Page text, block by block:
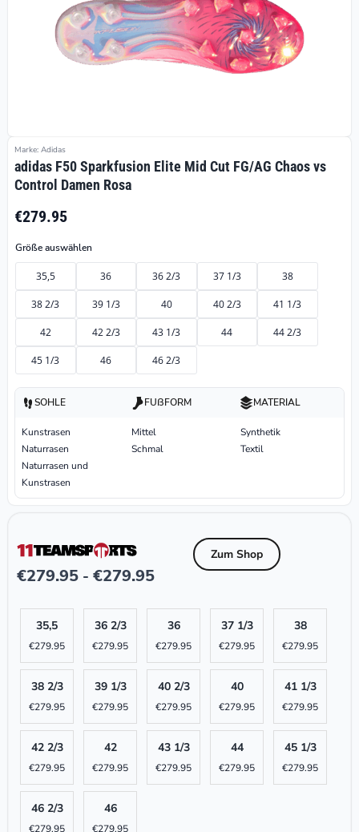
Marke: Adidas
adidas F50 Sparkfusion Elite Mid Cut FG/AG Chaos vs
Control Damen Rosa
€279.95
Größe auswählen
35,5 36 36 2/3 37 1/3 38
38 2/3 39 1/3 40 40 2/3 41 1/3
42 42 2/3 43 1/3 44 44 2/3
45 1/3 46 46 2/3
SOHLE
Kunstrasen
Naturrasen
Naturrasen und
Kunstrasen
FUßFORM
Mittel
Schmal
MATERIAL
Synthetik
Textil
€279.95 - €279.95
Zum Shop
35,5
€279.95
36 2/3
€279.95
36
€279.95
37 1/3
€279.95
38
€279.95
38 2/3
€279.95
39 1/3
€279.95
40 2/3
€279.95
40
€279.95
41 1/3
€279.95
42 2/3
€279.95
42
€279.95
43 1/3
€279.95
44
€279.95
45 1/3
€279.95
46 2/3
€279.95
46
€279.95